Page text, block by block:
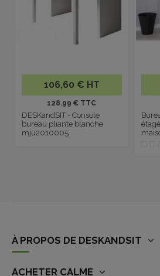
106,60 € HT
128.99 € TTC
DESKandSIT - Console
bureau pliante blanche
mju2010005
À PROPOS DE DESKANDSIT
ACHETER CALME